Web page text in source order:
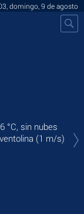
domingo, 9 de agosto
°C, sin nubes
(1 m/s)